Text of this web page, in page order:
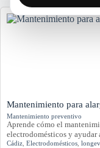
Mantenimiento para
Mantenimiento preventivo
Aprende cómo el
electrodomésticos y
Cádiz Electrodomésticos